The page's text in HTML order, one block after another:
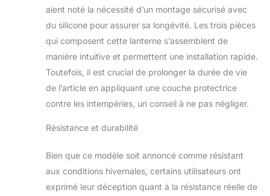
aient noté la nécessité d’un montage sécurisé avec
du silicone pour assurer sa longévité. Les trois pièces
qui composent cette lanterne s’assemblent de
manière intuitive et permettent une installation rapide.
Toutefois, il est crucial de prolonger la durée de vie
de l’article en appliquant une couche protectrice
contre les intempéries, un conseil à ne pas négliger.
Résistance et durabilité
Bien que ce modèle soit annoncé comme résistant
aux conditions hivernales, certains utilisateurs ont
exprimé leur déception quant à la résistance réelle de